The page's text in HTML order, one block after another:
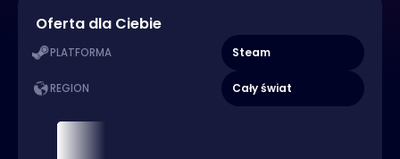
Oferta dla Ciebie
PLATFORMA Steam
REGION Cały świat